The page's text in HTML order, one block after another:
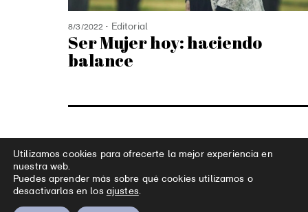
8/3/2022 Editorial
Ser Mujer hoy: haciendo
balance
Utilizamos cookies para ofrecerte la mejor experiencia en
nuestra web.
Puedes aprender más sobre qué cookies utilizamos o
desactivarlas en los ajustes.